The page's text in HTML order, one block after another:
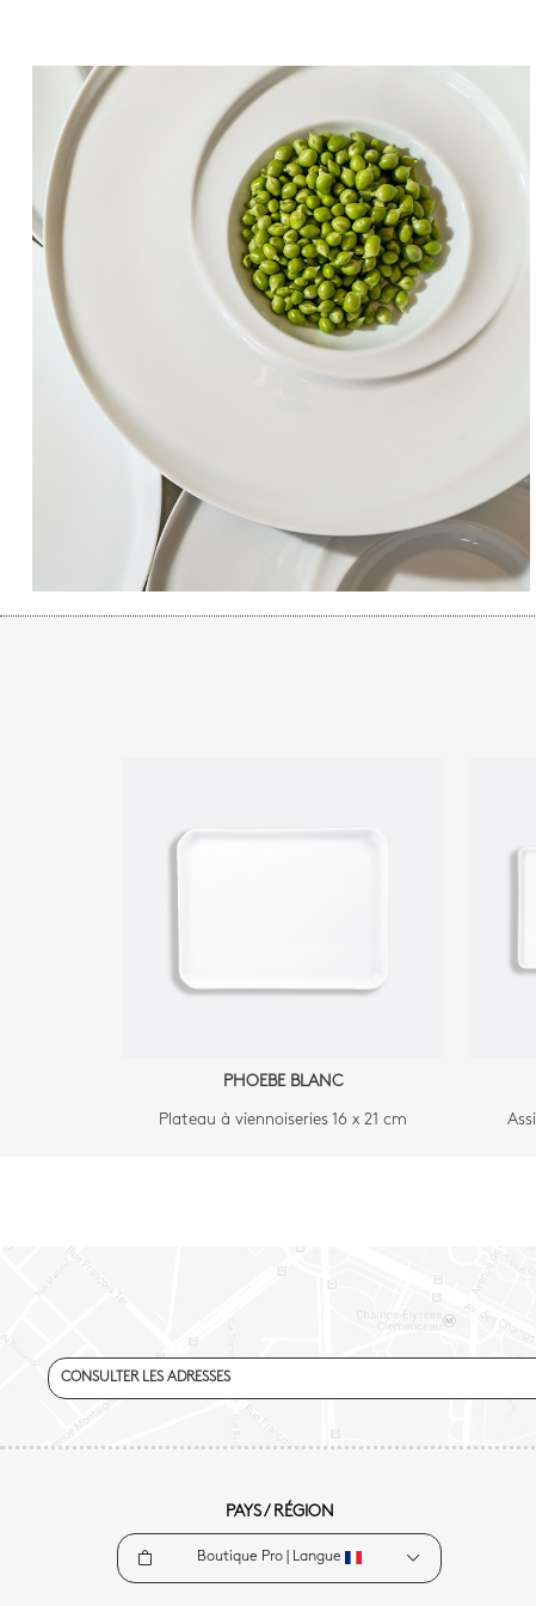
PHOEBE BLANC
Plateau à viennoiseries 16 x 21 cm
CONSULTER LES ADRESSES
PAYS / RÉGION
Boutique Pro | Langue